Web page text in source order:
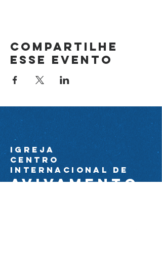
Compartilhe
esse evento
Igreja
Centro
Internacional de
avivamento